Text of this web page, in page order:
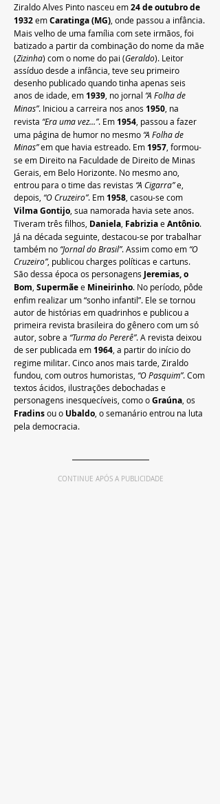
Ziraldo Alves Pinto nasceu em 24 de outubro de
1932 em Caratinga (MG) , onde passou a infância.
Mais velho de uma família com sete irmãos, foi
batizado a partir da combinação do nome da mãe
(Zizinha) com o nome do pai (Geraldo). Leitor
assíduo desde a infância, teve seu primeiro
desenho publicado quando tinha apenas seis
anos de idade, em 1939 , no jornal “A Folha de
Minas”. Iniciou a carreira nos anos 1950 , na
revista “Era uma vez…”. Em 1954 , passou a fazer
uma página de humor no mesmo “A Folha de
Minas” em que havia estreado. Em 1957 , formou-
se em Direito na Faculdade de Direito de Minas
Gerais, em Belo Horizonte. No mesmo ano,
entrou para o time das revistas “A Cigarra” e,
depois, “O Cruzeiro”. Em 1958 , casou-se com
Vilma Gontijo , sua namorada havia sete anos.
Tiveram três filhos, Daniela Fabrizia e Antônio.
Já na década seguinte, destacou-se por trabalhar
também no “Jornal do Brasil”. Assim como em “O
Cruzeiro”, publicou charges políticas e cartuns.
São dessa época os personagens Jeremias, o
Bom Supermãe e Mineirinho. No período, pôde
enfim realizar um “sonho infantil”. Ele se tornou
autor de histórias em quadrinhos e publicou a
primeira revista brasileira do gênero com um só
autor, sobre a “Turma do Pererê”. A revista deixou
de ser publicada em 1964 , a partir do início do
regime militar. Cinco anos mais tarde, Ziraldo
fundou, com outros humoristas, “O Pasquim”. Com
textos ácidos, ilustrações debochadas e
personagens inesquecíveis, como o Graúna , os
Fradins ou o Ubaldo , o semanário entrou na luta
pela democracia.
CONTINUE APÓS A PUBLICIDADE